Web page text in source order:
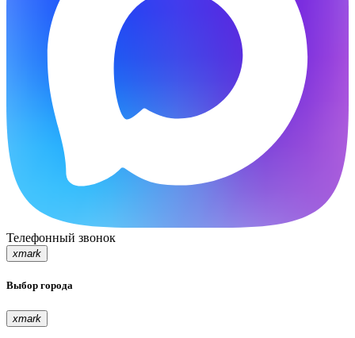
Телефонный звонок
xmark
Выбор города
xmark